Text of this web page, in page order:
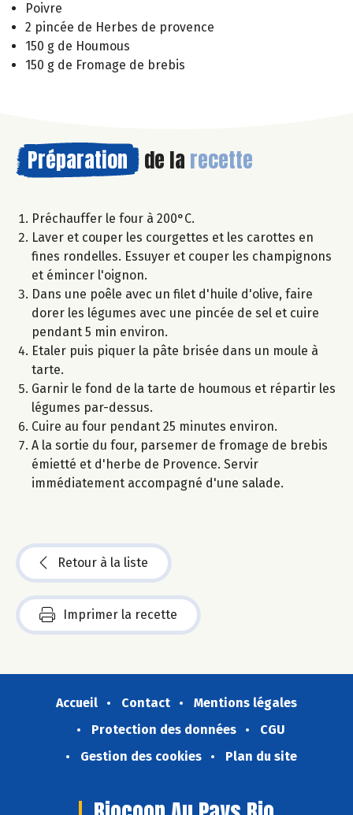
Poivre
2 pincée de Herbes de provence
150 g de Houmous
150 g de Fromage de brebis
Préparation de la recette
Préchauffer le four à 200°C.
Laver et couper les courgettes et les carottes en
fines rondelles. Essuyer et couper les champignons
et émincer l'oignon.
Dans une poêle avec un filet d'huile d'olive, faire
dorer les légumes avec une pincée de sel et cuire
pendant 5 min environ.
Etaler puis piquer la pâte brisée dans un moule à
tarte.
Garnir le fond de la tarte de houmous et répartir les
légumes par-dessus.
Cuire au four pendant 25 minutes environ.
A la sortie du four, parsemer de fromage de brebis
émietté et d'herbe de Provence. Servir
immédiatement accompagné d'une salade.
Retour à la liste
Imprimer la recette
Accueil Contact
Mentions légales
Protection des données
CGU
Gestion des cookies
Plan du site